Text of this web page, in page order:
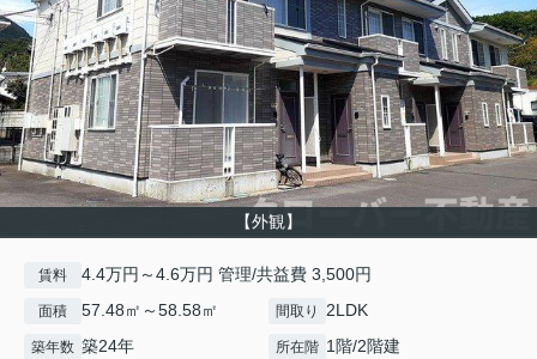
【外観】
賃料 4.4万円～4.6万円 管理/共益費 3,500円
面積 57.48㎡～58.58㎡ 間取り 2LDK
築年数 築24年 所在階 1階/2階建